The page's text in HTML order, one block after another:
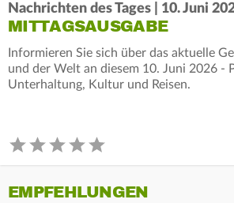
Nachrichten des Tages | 10. Juni
MITTAGSAUSGABE
Informieren Sie sich über das aktuelle
und der Welt an diesem 10. Juni 2026 -
Unterhaltung, Kultur und Reisen.
EMPFEHLUNGEN